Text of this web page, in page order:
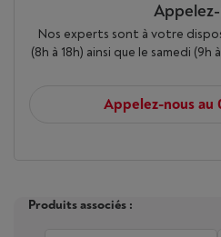
Nos experts sont à votre
(8h à 18h) ainsi que le samedi (9h
Appelez-nous au
Produits associés :